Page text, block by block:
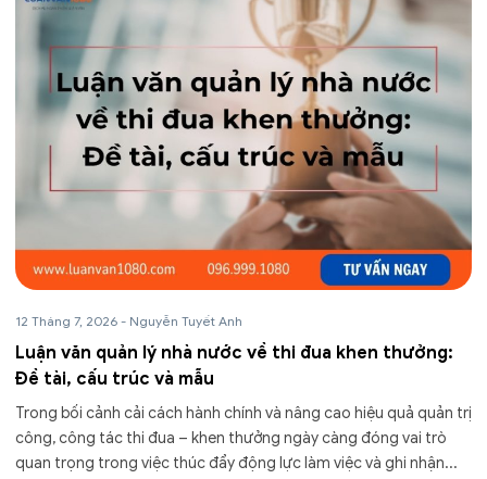
12 Tháng 7, 2026 - Nguyễn Tuyết Anh
Luận văn quản lý nhà nước về thi đua khen thưởng:
Đề tài, cấu trúc và mẫu
Trong bối cảnh cải cách hành chính và nâng cao hiệu quả quản trị
công, công tác thi đua – khen thưởng ngày càng đóng vai trò
quan trọng trong việc thúc đẩy động lực làm việc và ghi nhận...